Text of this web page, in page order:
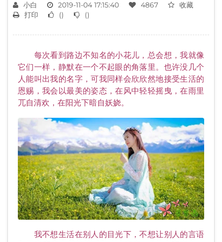
小白 2019-11-04 17:15:40 4867
收藏
打印
() ()
每次看到路边不知名的小花儿，总会想，我就像
它们一样，静默在一个不起眼的角落里。也许没几个
人能叫出我的名字，可我同样会欣欣然地接受生活的
恩赐，我会以最美的姿态，在风中轻轻摇曳，在雨里
兀自清欢，在阳光下暗自妖娆。
我不想生活在别人的目光下，不想让别人的言语